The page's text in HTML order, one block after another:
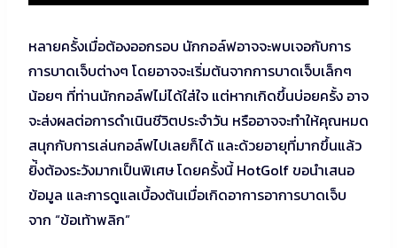
หลายครั้งเมื่อต้องออกรอบ นักกอล์ฟอาจจะพบเจอกับการ
การบาดเจ็บต่างๆ โดยอาจจะเริ่มต้นจากการบาดเจ็บเล็กๆ
น้อยๆ ที่ท่านนักกอล์ฟไม่ได้ใส่ใจ แต่หากเกิดขึ้นบ่อยครั้ง อาจ
จะส่งผลต่อการดำเนินชีวิตประจำวัน หรืออาจจะทำให้คุณหมด
สนุกกับการเล่นกอล์ฟไปเลยก็ได้ และด้วยอายุที่มากขึ้นแล้ว
ยิ่้งต้องระวังมากเป็นพิเศษ โดยครั้งนี้ HotGolf ขอนำเสนอ
ข้อมูล และการดูแลเบื้องต้นเมื่อเกิดอาการอาการบาดเจ็บ
จาก “ข้อเท้าพลิก”